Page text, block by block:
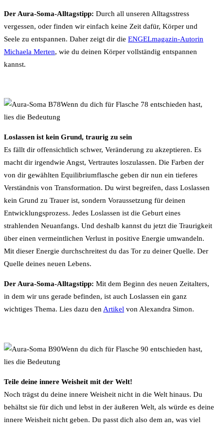
Der Aura-Soma-Alltagstipp: Durch all unseren Alltagsstress
vergessen, oder finden wir einfach keine Zeit dafür, Körper und
Seele zu entspannen. Daher zeigt dir die ENGELmagazin-Autorin
Michaela Merten, wie du deinen Körper vollständig entspannen
kannst.
Wenn du dich für Flasche 78 entschieden hast,
lies die Bedeutung
Loslassen ist kein Grund, traurig zu sein
Es fällt dir offensichtlich schwer, Veränderung zu akzeptieren. Es
macht dir irgendwie Angst, Vertrautes loszulassen. Die Farben der
von dir gewählten Equilibriumflasche geben dir nun ein tieferes
Verständnis von Transformation. Du wirst begreifen, dass Loslassen
kein Grund zu Trauer ist, sondern Voraussetzung für deinen
Entwicklungsprozess. Jedes Loslassen ist die Geburt eines
strahlenden Neuanfangs. Und deshalb kannst du jetzt die Traurigkeit
über einen vermeintlichen Verlust in positive Energie umwandeln.
Mit dieser Energie durchschreitest du das Tor zu deiner Quelle. Der
Quelle deines neuen Lebens.
Der Aura-Soma-Alltagstipp: Mit dem Beginn des neuen Zeitalters,
in dem wir uns gerade befinden, ist auch Loslassen ein ganz
wichtiges Thema. Lies dazu den Artikel von Alexandra Simon.
Wenn du dich für Flasche 90 entschieden hast,
lies die Bedeutung
Teile deine innere Weisheit mit der Welt!
Noch trägst du deine innere Weisheit nicht in die Welt hinaus. Du
behältst sie für dich und lebst in der äußeren Welt, als würde es deine
innere Weisheit nicht geben. Du passt dich also dem an, was viel